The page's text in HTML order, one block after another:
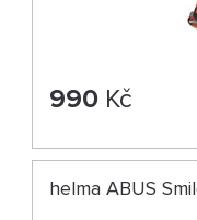
990 Kč
helma ABUS